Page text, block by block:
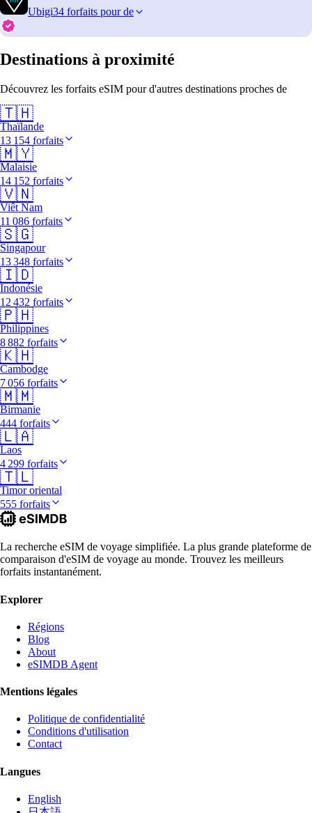
Ubigi34 forfaits pour de
Destinations à proximité
Découvrez les forfaits eSIM pour d'autres destinations proches de
🇹🇭
Thaïlande
13 154 forfaits
🇲🇾
Malaisie
14 152 forfaits
🇻🇳
Viêt Nam
11 086 forfaits
🇸🇬
Singapour
13 348 forfaits
🇮🇩
Indonésie
12 432 forfaits
🇵🇭
Philippines
8 882 forfaits
🇰🇭
Cambodge
7 056 forfaits
🇲🇲
Birmanie
444 forfaits
🇱🇦
Laos
4 299 forfaits
🇹🇱
Timor oriental
555 forfaits
La recherche eSIM de voyage simplifiée. La plus grande plateforme de
comparaison d'eSIM de voyage au monde. Trouvez les meilleurs
forfaits instantanément.
Explorer
Régions
Blog
About
eSIMDB Agent
Mentions légales
Politique de confidentialité
Conditions d'utilisation
Contact
Langues
English